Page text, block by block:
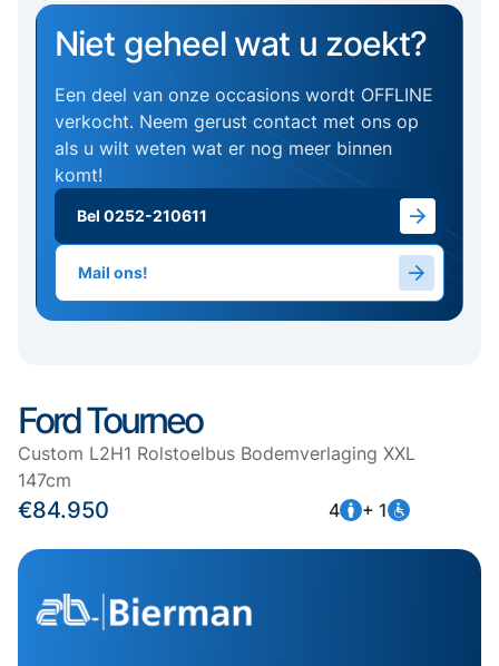
Niet geheel wat u zoekt?
Een deel van onze occasions wordt OFFLINE
verkocht. Neem gerust contact met ons op
als u wilt weten wat er nog meer binnen
komt!
Bel 0252-210611
Mail ons!
Ford Tourneo
Custom L2H1 Rolstoelbus Bodemverlaging XXL
147cm
€84.950 4 + 1